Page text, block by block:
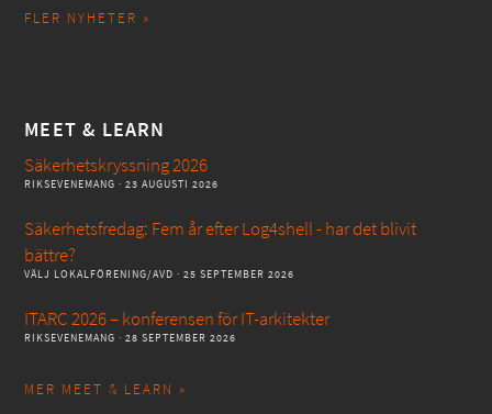
FLER NYHETER »
MEET & LEARN
Säkerhetskryssning 2026
RIKSEVENEMANG · 23 AUGUSTI 2026
Säkerhetsfredag: Fem år efter Log4shell - har det blivit
bättre?
VÄLJ LOKALFÖRENING/AVD · 25 SEPTEMBER 2026
ITARC 2026 – konferensen för IT-arkitekter
RIKSEVENEMANG · 28 SEPTEMBER 2026
MER MEET & LEARN »